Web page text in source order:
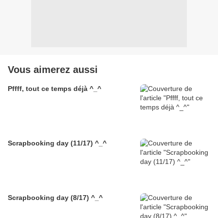
Vous aimerez aussi
Pffff, tout ce temps déjà ^_^
Scrapbooking day (11/17) ^_^
Scrapbooking day (8/17) ^_^